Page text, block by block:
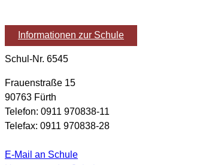
Informationen zur Schule
Schul-Nr. 6545
Frauenstraße 15
90763 Fürth
Telefon: 0911 970838-11
Telefax: 0911 970838-28
E-Mail an Schule